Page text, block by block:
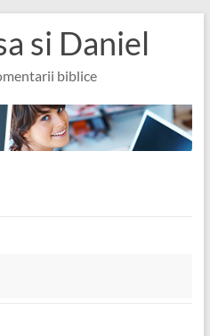
si Daniel
biblice